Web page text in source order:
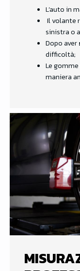
L’auto in
Il volante
sinistra o
Dopo aver
difficoltà;
Le gomme
maniera